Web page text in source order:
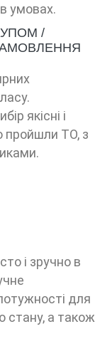
умовах.
/
якісні і
пройшли ТО, з
і зручно в
для
стану, а також